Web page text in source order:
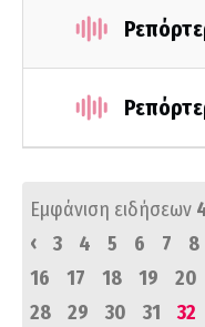
Εμφάνιση ειδήσεων
‹
3 4 5 6 7 8
16
17 18 19 20
28
29 30 31 32